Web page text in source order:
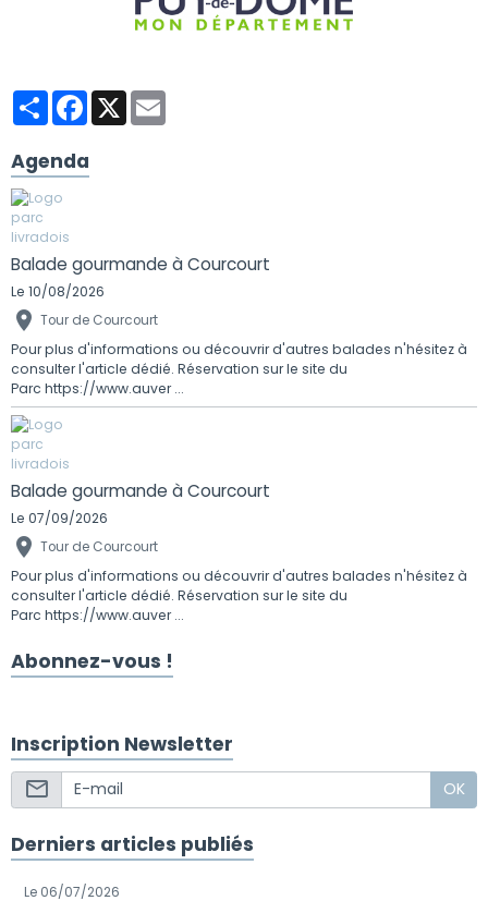
PartagerFacebook
X
Agenda
Balade gourmande à Courcourt
Le 10/08/2026
Tour de Courcourt
Pour plus d'informations ou découvrir d'autres balades n'hésitez à
consulter l'article dédié. Réservation sur le site du
Parc https://www.auver ...
Balade gourmande à Courcourt
Le 07/09/2026
Tour de Courcourt
Pour plus d'informations ou découvrir d'autres balades n'hésitez à
consulter l'article dédié. Réservation sur le site du
Parc https://www.auver ...
Abonnez-vous !
Inscription Newsletter
OK
Derniers articles publiés
Le 06/07/2026